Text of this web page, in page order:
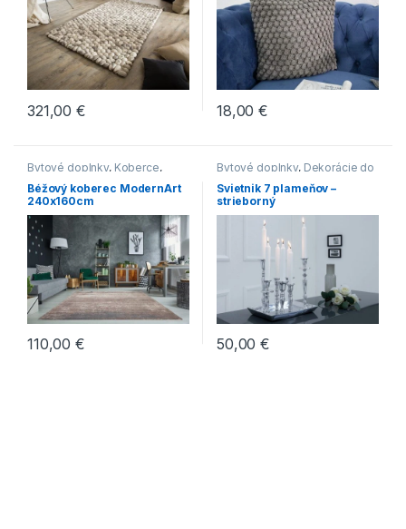
321,00€ 18,00€
Bytové doplnky, Koberce,
Novinky
Béžový koberec ModernArt
240x160cm
110,00€
Bytové doplnky, Dekorácie do
bytu
Svietnik 7 plameňov –
strieborný
50,00€